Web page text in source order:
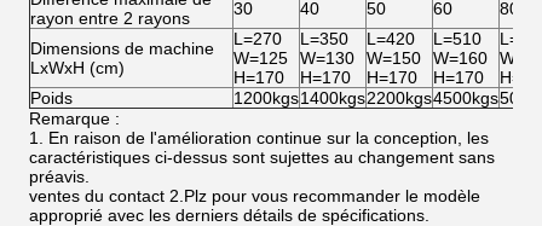
rayon entre 2 rayons
30 40 50 60 80
Dimensions de machine
LxWxH (cm)
L=270
W=125
H=170
L=350
W=130
H=170
L=420
W=150
H=170
L=510
W=160
H=170
Poids
1200kgs1400kgs2200kgs4500kgs
Remarque :
1. En raison de l'amélioration continue sur la conception, les
caractéristiques ci-dessus sont sujettes au changement sans
préavis.
ventes du contact 2.Plz pour vous recommander le modèle
approprié avec les derniers détails de spécifications.